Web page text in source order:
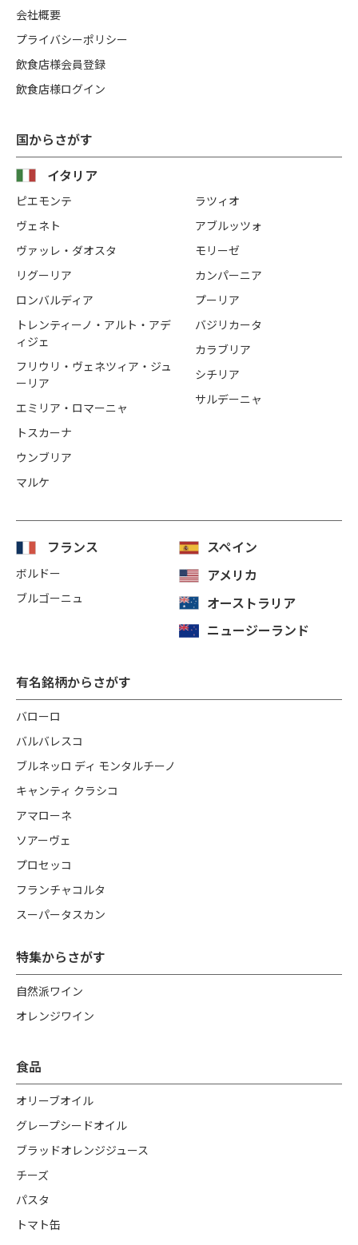
国からさがす
イタリア
ピエモンテ
ヴェネト
ヴァッレ・ダオスタ
リグーリア
ロンバルディア
トレンティーノ・アルト・アデ
ィジェ
フリウリ・ヴェネツィア・ジュ
ーリア
エミリア・ロマーニャ
トスカーナ
ウンブリア
マルケ
ラツィオ
アブルッツォ
モリーゼ
カンパーニア
プーリア
バジリカータ
カラブリア
シチリア
サルデーニャ
フランス
ボルドー
ブルゴーニュ
スペイン
アメリカ
オーストラリア
ニュージーランド
有名銘柄からさがす
バローロ
バルバレスコ
ブルネッロ ディ モンタルチーノ
キャンティ クラシコ
アマローネ
ソアーヴェ
プロセッコ
フランチャコルタ
スーパータスカン
特集からさがす
自然派ワイン
オレンジワイン
食品
オリーブオイル
グレープシードオイル
ブラッドオレンジジュース
チーズ
パスタ
トマト缶
会社概要
プライバシーポリシー
飲食店様会員登録
飲食店様ログイン